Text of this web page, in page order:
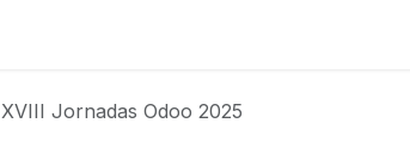
XVIII Jornadas Odoo 2025